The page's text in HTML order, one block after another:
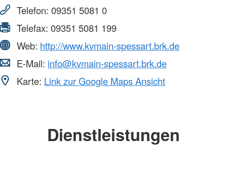
Telefon: 09351 5081 0
Telefax: 09351 5081 199
Web: http://www.kvmain-spessart.brk.de
E-Mail: info@kvmain-spessart.brk.de
Karte: Link zur Google Maps Ansicht
Dienstleistungen